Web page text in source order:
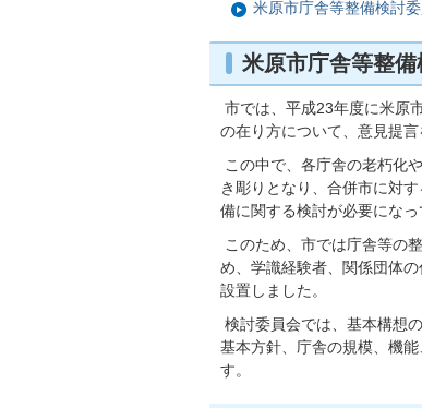
米原市庁舎等整備検討
米原市庁舎等整
市では、平成23年度に米原
の在り方について、意見提言
この中で、各庁舎の老朽化
き彫りとなり、合併市に対
備に関する検討が必要になっ
このため、市では庁舎等の
め、学識経験者、関係団体
設置しました。
検討委員会では、基本構想
基本方針、庁舎の規模、機
す。